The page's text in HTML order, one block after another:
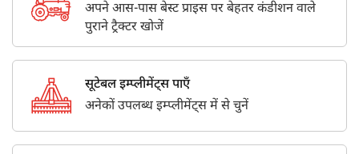
अपने आस-पास बेस्ट प्राइस पर बेहतर कंडीशन वाले
पुराने ट्रैक्टर खोजें
सूटेबल इम्प्लीमेंट्स पाएँ
अनेकों उपलब्ध इम्प्लीमेंट्स में से चुनें